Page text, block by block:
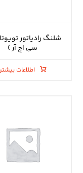
سی اچ آر )
اطلاعات بیشتر